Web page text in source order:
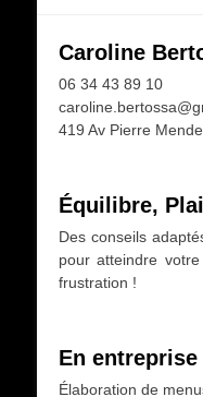
Caroline
06 34 43 89 10
419 Av Pierre
Équilibre,
Des conseils
pour atteindre
frustration !
En entreprise
Élaboration de